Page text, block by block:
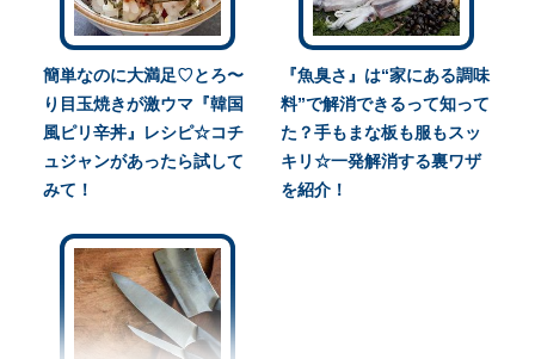
簡単なのに大満足♡とろ〜
り目玉焼きが激ウマ『韓国
風ピリ辛丼』レシピ☆コチ
ュジャンがあったら試して
みて！
『魚臭さ』は“家にある調味
料”で解消できるって知って
た？手もまな板も服もスッ
キリ☆一発解消する裏ワザ
を紹介！